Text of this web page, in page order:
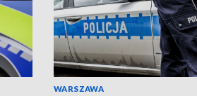
WARSZAWA